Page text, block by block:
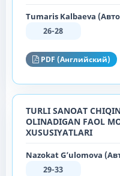
Tumaris Kalbaeva
26-28
PDF (Английский)
TURLI SANOAT
OLINADIGAN FAOL
XUSUSIYATLARI
Nazokat G’ulomova
29-33